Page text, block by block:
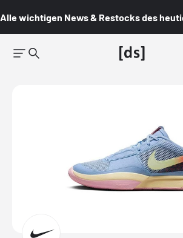
Alle wichtigen News & Restocks des